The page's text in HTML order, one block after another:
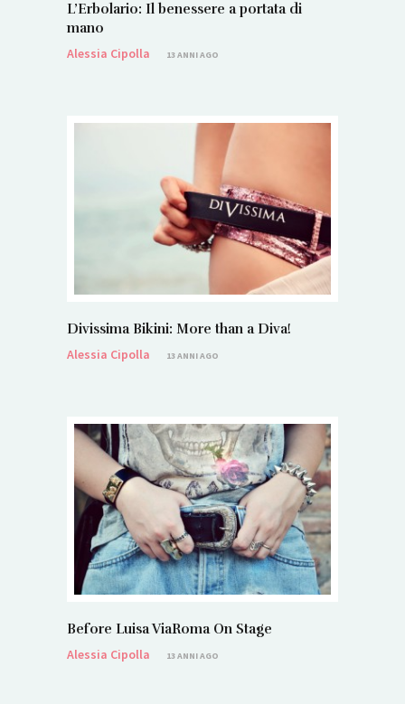
L’Erbolario: Il benessere a portata di
mano
Alessia Cipolla
13 ANNI AGO
Divissima Bikini: More than a Diva!
Alessia Cipolla
13 ANNI AGO
Before Luisa ViaRoma On Stage
Alessia Cipolla
13 ANNI AGO